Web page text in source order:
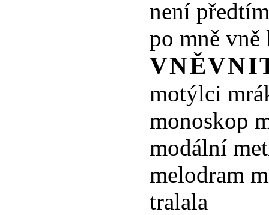
není
po mně vně
motýlci
monoskop
modální
melodram
tralala